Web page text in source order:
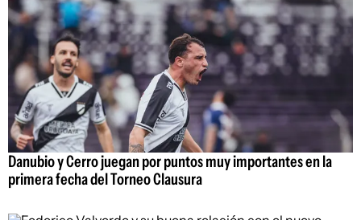
Danubio y Cerro juegan por puntos muy importantes en la
primera fecha del Torneo Clausura